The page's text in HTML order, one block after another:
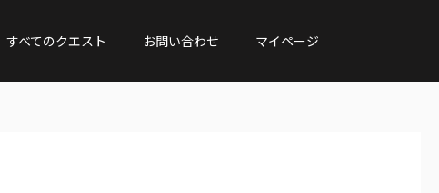
すべてのクエスト お問い合わせ マイページ